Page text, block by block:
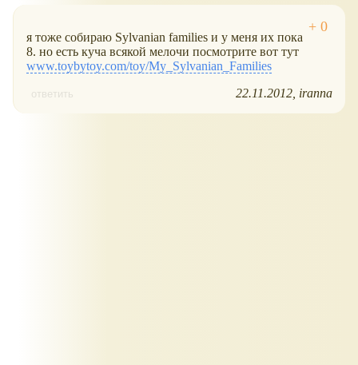
я тоже собираю Sylvanian families и у меня их пока
8. но есть куча всякой мелочи посмотрите вот тут
www.toybytoy.com/toy/My_Sylvanian_Families
ответить 22.11.2012 iranna